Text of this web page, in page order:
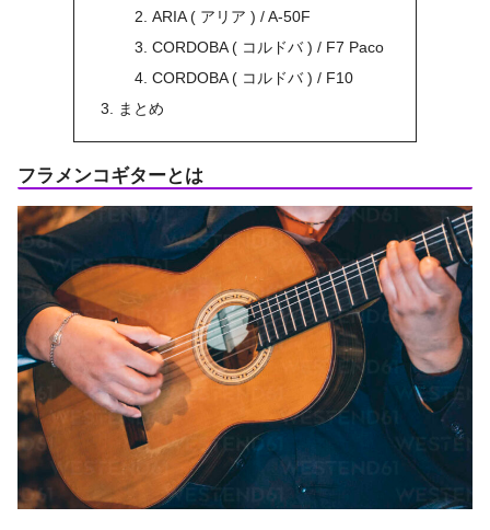
ARIA ( アリア ) / A-50F
CORDOBA ( コルドバ ) / F7 Paco
CORDOBA ( コルドバ ) / F10
まとめ
フラメンコギターとは